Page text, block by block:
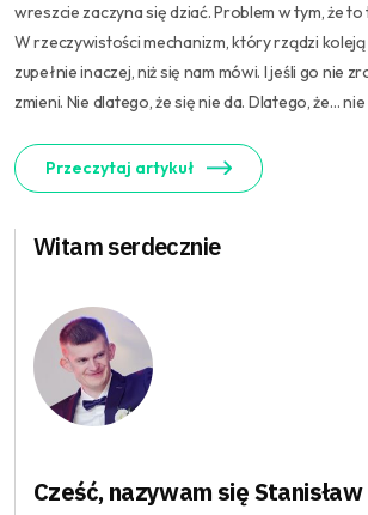
wreszcie zaczyna się dziać. Problem w tym, że
W rzeczywistości mechanizm, który rządzi
zupełnie inaczej, niż się nam mówi. I jeśli go nie
zmieni. Nie dlatego, że się nie da. Dlatego, że…
Przeczytaj artykuł
Witam serdecznie
Cześć, nazywam się